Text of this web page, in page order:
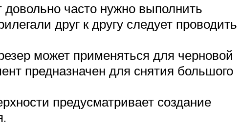
часто нужно выполнить
друг к другу следует проводить
может применяться для черновой
предназначен для снятия большого
предусматривает создание